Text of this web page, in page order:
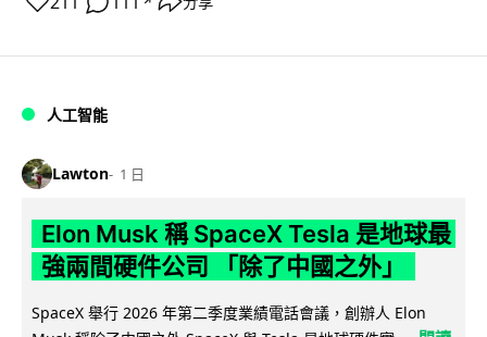
人工智能
Lawton 1 日
Elon Musk 稱 SpaceX Tesla 是地球最
強兩間硬件公司 「除了中國之外」
SpaceX 舉行 2026 年第二季度業績電話會議，創辦人 Elon